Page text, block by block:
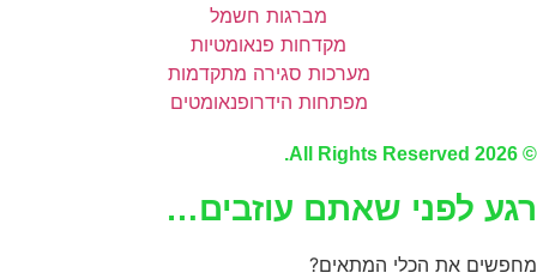
מברגות חשמל
מקדחות פנאומטיות
מערכות סגירה מתקדמות
מפתחות הידרופנאומטים
© 2026 All Rights Reserved.
רגע לפני שאתם עוזבים…
מחפשים את הכלי המתאים?